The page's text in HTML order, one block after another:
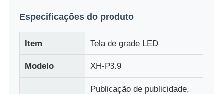
Produtos
Sobre nós
Especificações do produto
Item Tela de grade LED
Modelo XH-P3.9
Publicação de publicidade,